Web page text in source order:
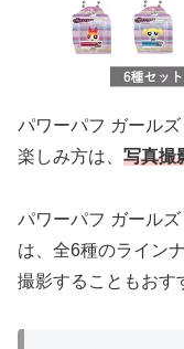
パワーパフ ガール
楽しみ方は、 写真撮
パワーパフ ガール
は、全6種のライン
撮影することもおす